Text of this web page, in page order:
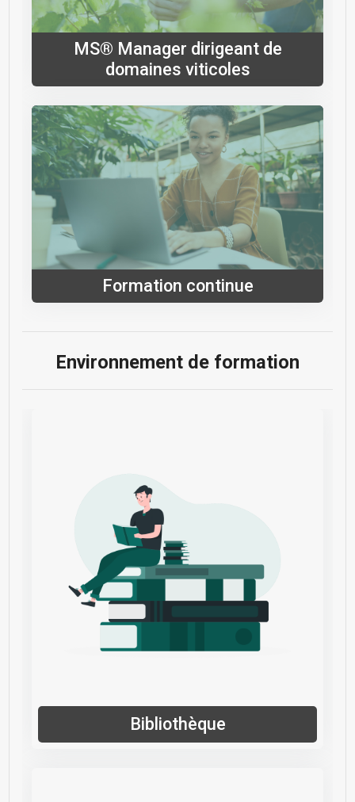
MS® Manager dirigeant de
domaines viticoles
Formation continue
Environnement de formation
Bibliothèque